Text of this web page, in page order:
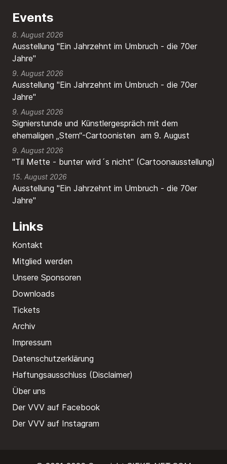
Events
8. August 2026
Ausstellung "Ein Jahrzehnt im Umbruch - die 70er
Jahre"
9. August 2026
Ausstellung "Ein Jahrzehnt im Umbruch - die 70er
Jahre"
9. August 2026
Signierstunde und Künstlergespräch mit dem
ehemaligen „Stern“-Cartoonisten am 9. August
9. August 2026
"Til Mette - bunter wird´s nicht" (Cartoonausstellung)
15. August 2026
Ausstellung "Ein Jahrzehnt im Umbruch - die 70er
Jahre"
Links
Kontakt
Mitglied werden
Unsere Sponsoren
Downloads
Tickets
Archiv
Impressum
Datenschutzerklärung
Haftungsausschluss (Disclaimer)
Über uns
Der VVV auf Facebook
Der VVV auf Instagram